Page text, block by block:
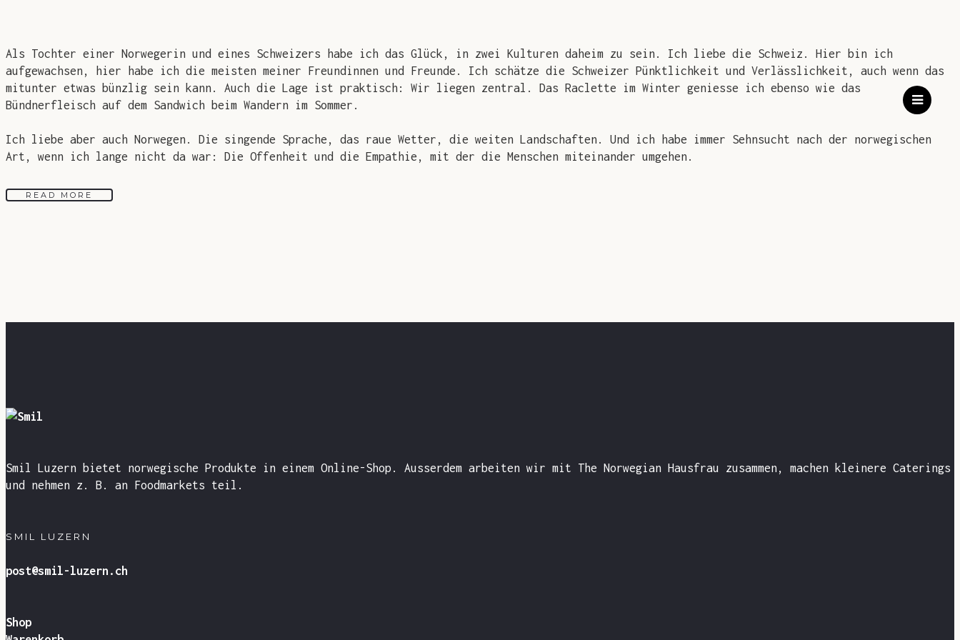
Als Tochter einer Norwegerin und eines Schweizers habe ich das Glück, in zwei Kulturen daheim zu sein. Ich liebe die Schweiz. Hier bin ich
aufgewachsen, hier habe ich die meisten meiner Freundinnen und Freunde. Ich schätze die Schweizer Pünktlichkeit und Verlässlichkeit, auch wenn das
mitunter etwas bünzlig sein kann. Auch die Lage ist praktisch: Wir liegen zentral. Das Raclette im Winter geniesse ich ebenso wie das
Bündnerfleisch auf dem Sandwich beim Wandern im Sommer.
Ich liebe aber auch Norwegen. Die singende Sprache, das raue Wetter, die weiten Landschaften. Und ich habe immer Sehnsucht nach der norwegischen
Art, wenn ich lange nicht da war: Die Offenheit und die Empathie, mit der die Menschen miteinander umgehen.
READ MORE
Smil Luzern bietet norwegische Produkte in einem Online-Shop. Ausserdem arbeiten wir mit The Norwegian Hausfrau zusammen, machen kleinere Caterings
und nehmen z. B. an Foodmarkets teil.
SMIL LUZERN
post@smil-luzern.ch
Shop